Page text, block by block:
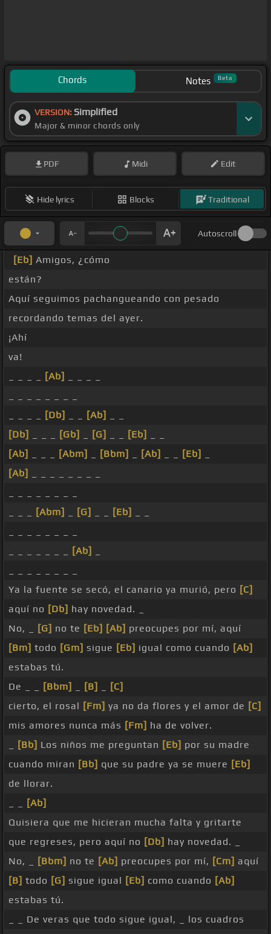
Chords Notes Beta
VERSION: Simplified
Major & minor chords only
PDF Midi Edit
Hide lyrics Blocks Traditional
Autoscroll
[Eb] Amigos, ¿cómo
están?
Aquí seguimos pachangueando con pesado
recordando temas del ayer.
¡Ahí
va!
[Ab]
[Db] [Ab]
[Db]
[Gb] [G] [Eb]
[Ab]
[Abm] [Bbm] [Ab] [Eb]
[Ab]
[Abm] [G] [Eb]
[Ab]
Ya la fuente se secó, el canario ya murió, pero [C]
aquí no [Db] hay novedad. _
No, _
[G] no te [Eb] [Ab] preocupes por mí, aquí
[Bm] todo [Gm] sigue [Eb] igual como cuando [Ab]
estabas tú.
De _ _
[Bbm] [B]
[C]
cierto, el rosal [Fm] ya no da flores y el amor de [C]
mis amores nunca más [Fm] ha de volver.
[Bb] Los niños me preguntan [Eb] por su madre
cuando miran [Bb] que su padre ya se muere [Eb]
de llorar.
[Ab]
Quisiera que me hicieran mucha falta y gritarte
que regreses, pero aquí no [Db] hay novedad. _
No, _
[Bbm] no te [Ab] preocupes por mí, [Cm] aquí
[B] todo [G] sigue igual [Eb] como cuando [Ab]
estabas tú.
_ _ De veras que todo sigue igual, _ los cuadros